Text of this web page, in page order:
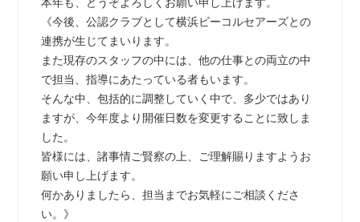
本年も、どうぞよろしくお願い申し上げます。
《今後、公認クラブとして横浜ビーコルセアーズとの
連携が生じてまいります。
また現存のスタッフの中には、他の仕事との両立の中
で担当、指導にあたっている者もいます。
そんな中、包括的に調整していく中で、多少ではあり
ますが、今年度より開催日数を変更することに致しま
した。
皆様には、諸事情ご賢察の上、ご理解賜りますようお
願い申し上げます。
何かありましたら、担当までお気軽にご相談くださ
い。》